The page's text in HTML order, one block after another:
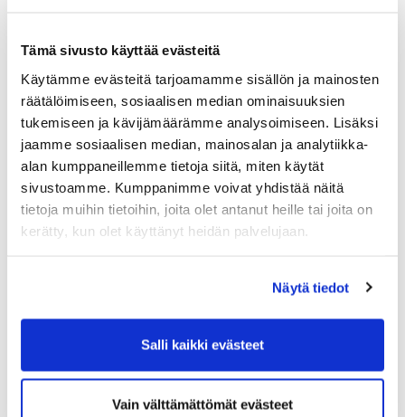
Tämä sivusto käyttää evästeitä
Käytämme evästeitä tarjoamamme sisällön ja mainosten
räätälöimiseen, sosiaalisen median ominaisuuksien
tukemiseen ja kävijämäärämme analysoimiseen. Lisäksi
jaamme sosiaalisen median, mainosalan ja analytiikka-
alan kumppaneillemme tietoja siitä, miten käytät
sivustoamme. Kumppanimme voivat yhdistää näitä
tietoja muihin tietoihin, joita olet antanut heille tai joita on
kerätty, kun olet käyttänyt heidän palvelujaan.
Näytä tiedot
Salli kaikki evästeet
Vain välttämättömät evästeet
Valitse seura:
Jäsennumero:
Lisätiedot